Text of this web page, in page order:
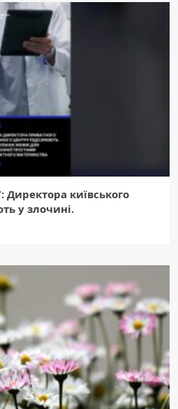
Директора київського
у злочині.